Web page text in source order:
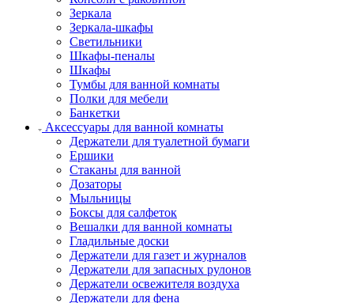
Зеркала
Зеркала-шкафы
Светильники
Шкафы-пеналы
Шкафы
Тумбы для ванной комнаты
Полки для мебели
Банкетки
Аксессуары для ванной комнаты
Держатели для туалетной бумаги
Ершики
Стаканы для ванной
Дозаторы
Мыльницы
Боксы для салфеток
Вешалки для ванной комнаты
Гладильные доски
Держатели для газет и журналов
Держатели для запасных рулонов
Держатели освежителя воздуха
Держатели для фена